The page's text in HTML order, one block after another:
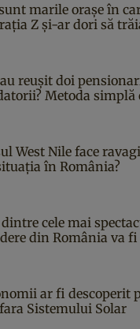
marile orașe în
Z și-ar dori să
reușit doi
Metoda simplă
West Nile face
în România?
cele mai
din România va
ar fi descoperit
Sistemului Solar